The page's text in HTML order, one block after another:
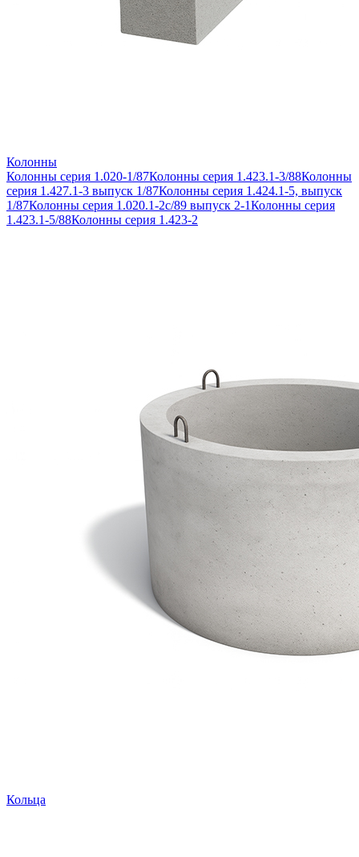
Колонны
Колонны серия 1.020-1/87Колонны серия 1.423.1-3/88Колонны
серия 1.427.1-3 выпуск 1/87Колонны серия 1.424.1-5, выпуск
1/87Колонны серия 1.020.1-2с/89 выпуск 2-1Колонны серия
1.423.1-5/88Колонны серия 1.423-2
Кольца